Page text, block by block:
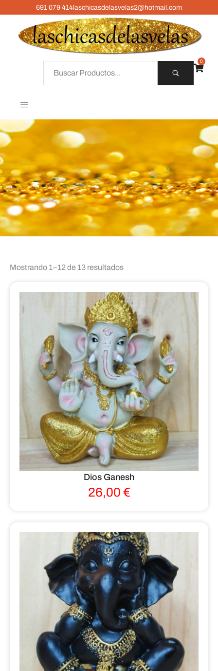
691 079 414laschicasdelasvelas2@hotmail.com
0
Mostrando 1–12 de 13 resultados
Dios Ganesh
26,00 €